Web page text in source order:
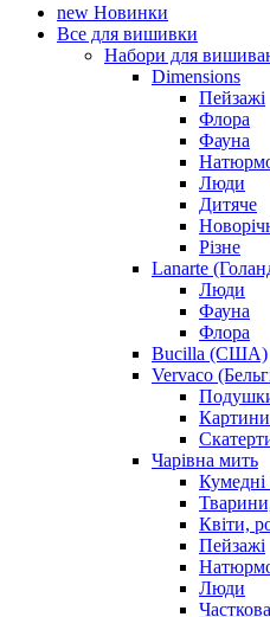
new Новинки
Все для вишивки
Набори для
Dimensions
Пейзажі
Флора
Фауна
Люди
Дитяче
Різне
Lanarte
Люди
Фауна
Флора
Bucilla (США)
Vervaco
Картини
Чарiвна мить
Кумедні
Квіти,
Пейзажі
Люди